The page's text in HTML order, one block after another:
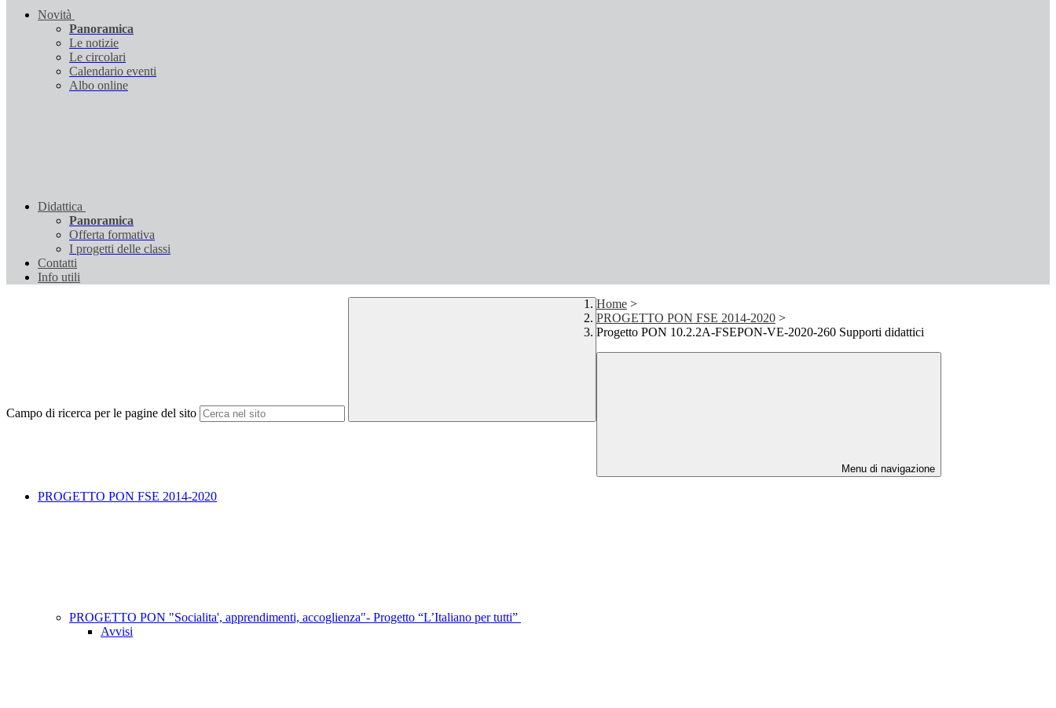
Novità
Panoramica
Le notizie
Le circolari
Calendario eventi
Albo online
Didattica
Panoramica
Offerta formativa
I progetti delle classi
Contatti
Info utili
Campo di ricerca per le pagine del sito
Home >
PROGETTO PON FSE 2014-2020 >
Progetto PON 10.2.2A-FSEPON-VE-2020-260 Supporti didattici
Menu di navigazione
PROGETTO PON FSE 2014-2020
PROGETTO PON "Socialita', apprendimenti, accoglienza"- Progetto “L’Italiano per tutti”
Avvisi